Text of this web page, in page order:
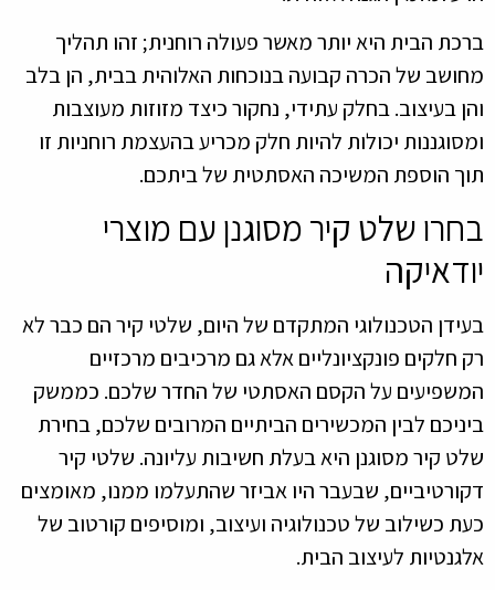
ברכת הבית היא יותר מאשר פעולה רוחנית; זהו תהליך
מחושב של הכרה קבועה בנוכחות האלוהית בבית, הן בלב
והן בעיצוב. בחלק עתידי, נחקור כיצד מזוזות מעוצבות
ומסוגננות יכולות להיות חלק מכריע בהעצמת רוחניות זו
תוך הוספת המשיכה האסתטית של ביתכם.
בחרו שלט קיר מסוגנן עם מוצרי
יודאיקה
בעידן הטכנולוגי המתקדם של היום, שלטי קיר הם כבר לא
רק חלקים פונקציונליים אלא גם מרכיבים מרכזיים
המשפיעים על הקסם האסתטי של החדר שלכם. כממשק
ביניכם לבין המכשירים הביתיים המרובים שלכם, בחירת
שלט קיר מסוגנן היא בעלת חשיבות עליונה. שלטי קיר
דקורטיביים, שבעבר היו אביזר שהתעלמו ממנו, מאומצים
כעת כשילוב של טכנולוגיה ועיצוב, ומוסיפים קורטוב של
אלגנטיות לעיצוב הבית.